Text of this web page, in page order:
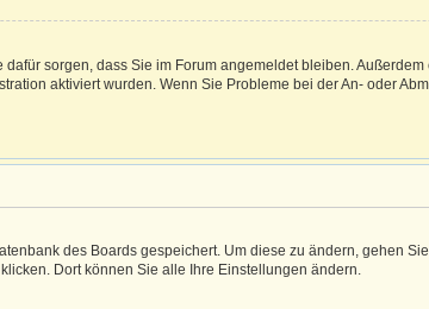
sorgen, dass Sie im Forum angemeldet bleiben.
aktiviert wurden. Wenn Sie Probleme bei der An- oder
des Boards gespeichert. Um diese zu ändern, gehen
Dort können Sie alle Ihre Einstellungen ändern.